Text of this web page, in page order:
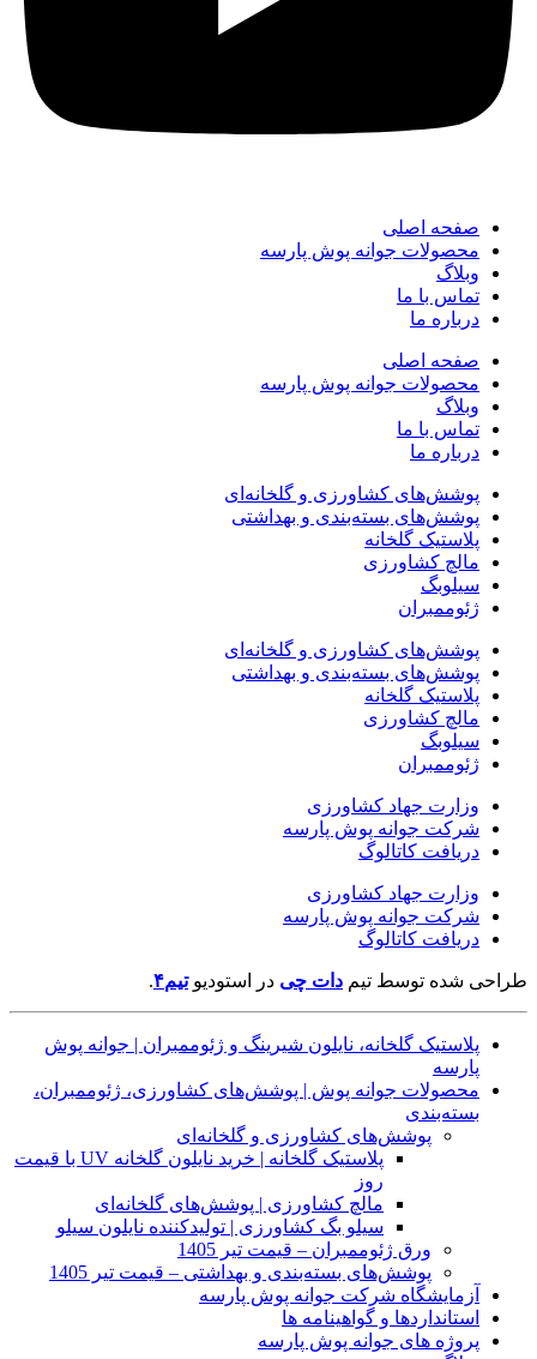
صفحه اصلی
محصولات جوانه پوش پارسه
وبلاگ
تماس با ما
درباره ما
صفحه اصلی
محصولات جوانه پوش پارسه
وبلاگ
تماس با ما
درباره ما
پوشش‌های کشاورزی و گلخانه‌ای
پوشش‌های بسته‌بندی و بهداشتی
پلاستیک گلخانه
مالچ کشاورزی
سیلوبگ
ژئوممبران
پوشش‌های کشاورزی و گلخانه‌ای
پوشش‌های بسته‌بندی و بهداشتی
پلاستیک گلخانه
مالچ کشاورزی
سیلوبگ
ژئوممبران
وزارت جهاد کشاورزی
شرکت جوانه پوش پارسه
دریافت کاتالوگ
وزارت جهاد کشاورزی
شرکت جوانه پوش پارسه
دریافت کاتالوگ
طراحی شده توسط تیم دات چی در استودیوتیم۴ .
پلاستیک گلخانه، نایلون شیرینگ و ژئوممبران | جوانه پوش
پارسه
محصولات جوانه پوش | پوشش‌های کشاورزی، ژئوممبران،
بسته‌بندی
پوشش‌های کشاورزی و گلخانه‌ای
پلاستیک گلخانه | خرید نایلون گلخانه UV با قیمت
روز
مالچ کشاورزی | پوشش‌های گلخانه‌ای
سیلو بگ کشاورزی | تولیدکننده نایلون سیلو
ورق ژئوممبران – قیمت تیر 1405
پوشش‌های بسته‌بندی و بهداشتی – قیمت تیر 1405
آزمایشگاه شرکت جوانه پوش پارسه
استانداردها و گواهینامه ها
پروژه های جوانه پوش پارسه